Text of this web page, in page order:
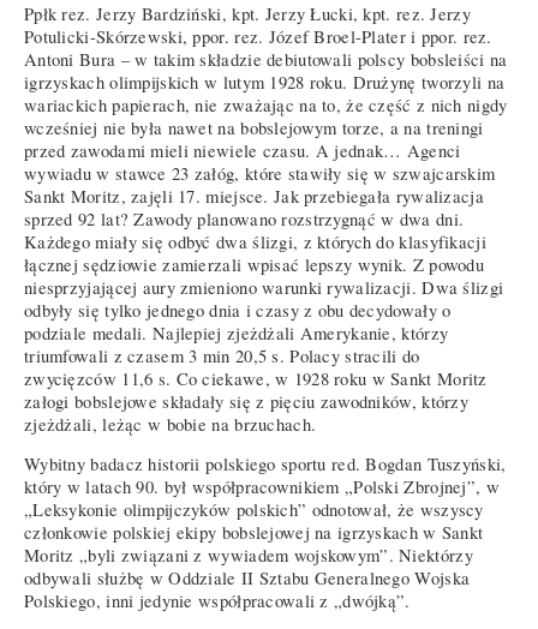
Ppłk rez. Jerzy Bardziński, kpt. Jerzy Łucki, kpt. rez. Jerzy
Potulicki-Skórzewski, ppor. rez. Józef Broel-Plater i ppor. rez.
Antoni Bura – w takim składzie debiutowali polscy bobsleiści na
igrzyskach olimpijskich w lutym 1928 roku. Drużynę tworzyli na
wariackich papierach, nie zważając na to, że część z nich nigdy
wcześniej nie była nawet na bobslejowym torze, a na treningi
przed zawodami mieli niewiele czasu. A jednak… Agenci
wywiadu w stawce 23 załóg, które stawiły się w szwajcarskim
Sankt Moritz, zajęli 17. miejsce. Jak przebiegała rywalizacja
sprzed 92 lat? Zawody planowano rozstrzygnąć w dwa dni.
Każdego miały się odbyć dwa ślizgi, z których do klasyfikacji
łącznej sędziowie zamierzali wpisać lepszy wynik. Z powodu
niesprzyjającej aury zmieniono warunki rywalizacji. Dwa ślizgi
odbyły się tylko jednego dnia i czasy z obu decydowały o
podziale medali. Najlepiej zjeżdżali Amerykanie, którzy
triumfowali z czasem 3 min 20,5 s. Polacy stracili do
zwycięzców 11,6 s. Co ciekawe, w 1928 roku w Sankt Moritz
załogi bobslejowe składały się z pięciu zawodników, którzy
zjeżdżali, leżąc w bobie na brzuchach.
Wybitny badacz historii polskiego sportu red. Bogdan Tuszyński,
który w latach 90. był współpracownikiem „Polski Zbrojnej”, w
„Leksykonie olimpijczyków polskich” odnotował, że wszyscy
członkowie polskiej ekipy bobslejowej na igrzyskach w Sankt
Moritz „byli związani z wywiadem wojskowym”. Niektórzy
odbywali służbę w Oddziale II Sztabu Generalnego Wojska
Polskiego, inni jedynie współpracowali z „dwójką”.